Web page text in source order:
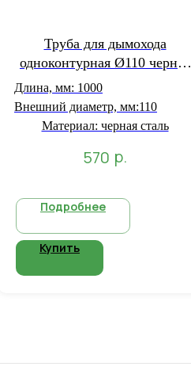
Труба для дымохода
одноконтурная Ø110 черная
сталь толщиной 0,5 мм L=1
Длина, мм: 1000
Внешний диаметр, мм:110
Материал: черная сталь
570 р.
Подробнее
Купить